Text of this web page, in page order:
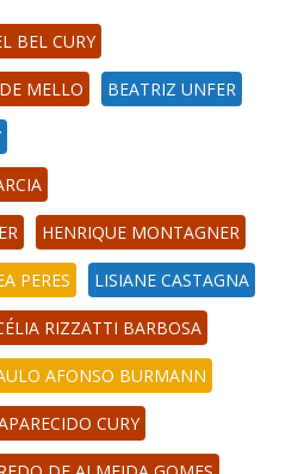
BEL CURY
MELLO BEATRIZ UNFER
HENRIQUE MONTAGNER
PERES LISIANE CASTAGNA
RIZZATTI BARBOSA
AFONSO BURMANN
CURY